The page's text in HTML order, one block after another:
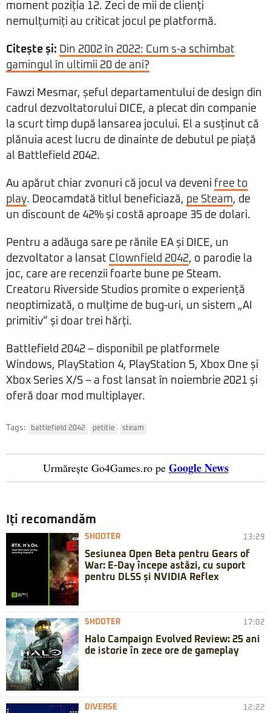
moment poziția 12. Zeci de mii de clienți
nemulțumiți au criticat jocul pe platformă.
Citește și: Din 2002 în 2022: Cum s-a schimbat
gamingul în ultimii 20 de ani?
Fawzi Mesmar, șeful departamentului de design din
cadrul dezvoltatorului DICE, a plecat din companie
la scurt timp după lansarea jocului. El a susținut că
plănuia acest lucru de dinainte de debutul pe piață
al Battlefield 2042.
Au apărut chiar zvonuri că jocul va deveni free to
play. Deocamdată titlul beneficiază, pe Steam, de
un discount de 42% și costă aproape 35 de dolari.
Pentru a adăuga sare pe rănile EA și DICE, un
dezvoltator a lansat Clownfield 2042, o parodie la
joc, care are recenzii foarte bune pe Steam.
Creatoru Riverside Studios promite o experiență
neoptimizată, o mulțime de bug-uri, un sistem „AI
primitiv” și doar trei hărți.
Battlefield 2042 – disponibil pe platformele
Windows, PlayStation 4, PlayStation 5, Xbox One și
Xbox Series X/S – a fost lansat în noiembrie 2021 și
oferă doar mod multiplayer.
Tags: battlefield 2042 petitie steam
Urmărește Go4Games.ro pe Google News
Iți recomandăm
SHOOTER 13:29
Sesiunea Open Beta pentru Gears of
War: E-Day începe astăzi, cu suport
pentru DLSS și NVIDIA Reflex
SHOOTER 17:02
Halo Campaign Evolved Review: 25 ani
de istorie în zece ore de gameplay
DIVERSE 12:22